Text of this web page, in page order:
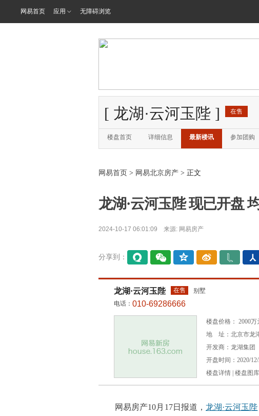
网易首页 应用 无障碍浏览
[ 龙湖·云河玉陛 ] 在售
楼盘首页 详细信息 最新楼讯 参加团购
网易首页 > 网易北京房产 > 正文
龙湖·云河玉陛 现已开盘
2024-10-17 06:01:09 来源: 网易房产
分享到：
间
龙湖·云河玉陛 在售
别墅
电话： 010-69286666
楼盘价格： 2000万
地 址：北京市龙
开发商：龙湖集团
开盘时间：2020/
楼盘详情 楼盘图
网易房产10月17日报道， 龙湖·云河玉陛